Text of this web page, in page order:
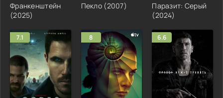
Франкенштейн
(2025)
Пекло (2007)
Паразит: Серый
(2024)
7.1 8 6.6